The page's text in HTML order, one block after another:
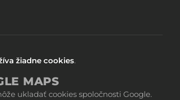
žiadne cookies.
MAPS
ukladať cookies spoločnosti Google.